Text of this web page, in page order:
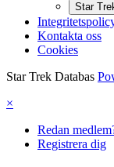
Star
Kontakta oss
Cookies
Star Trek Databas
×
Redan
Registrera dig